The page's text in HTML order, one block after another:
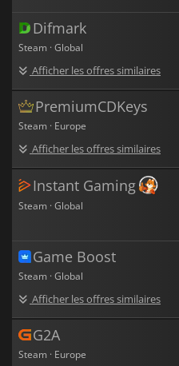
Difmark
Steam · Global
Afficher les offres similaires
PremiumCDKeys
Steam · Europe
Afficher les offres similaires
Instant Gaming
Steam · Global
Game Boost
Steam · Global
Afficher les offres similaires
G2A
Steam · Europe